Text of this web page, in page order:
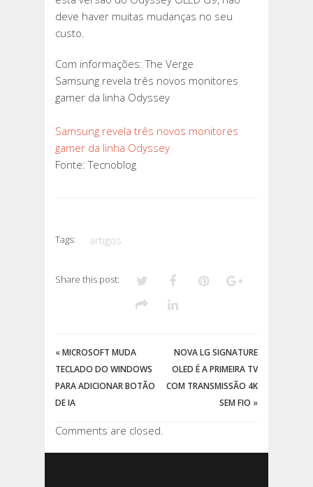
deve haver muitas mudanças no seu
custo.
Com informações: The Verge
Samsung revela três novos monitores
gamer da linha Odyssey
Samsung revela três novos monitores
gamer da linha Odyssey
Fonte: Tecnoblog
Tags: artigos
Share this post:
«MICROSOFT MUDA
TECLADO DO WINDOWS
PARA ADICIONAR BOTÃO
DE IA
NOVA LG SIGNATURE
OLED É A PRIMEIRA TV
COM TRANSMISSÃO 4K
SEM FIO »
Comments are closed.